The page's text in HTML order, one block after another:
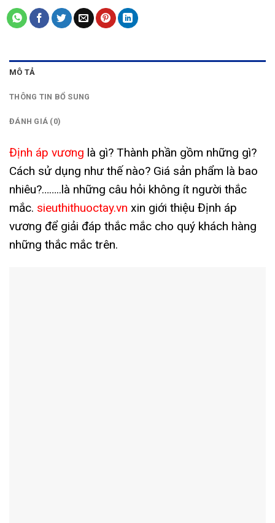
MÔ TẢ
THÔNG TIN BỔ SUNG
ĐÁNH GIÁ (0)
Định áp vương là gì? Thành phần gồm những gì?
Cách sử dụng như thế nào? Giá sản phẩm là bao
nhiêu?……..là những câu hỏi không ít người thắc
mắc. sieuthithuoctay.vn xin giới thiệu Định áp
vương để giải đáp thắc mắc cho quý khách hàng
những thắc mắc trên.